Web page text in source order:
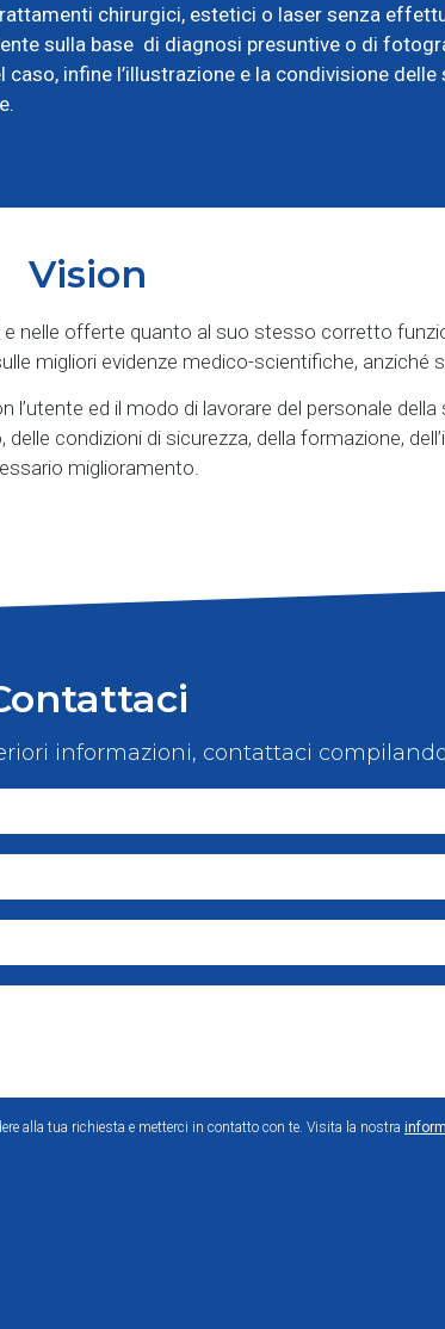
chirurgici, estetici o laser senza
sulla base di diagnosi presuntive o di
infine l’illustrazione e la condivisione
Vision
offerte quanto al suo stesso corretto
migliori evidenze medico-scientifiche,
ed il modo di lavorare del personale
condizioni di sicurezza, della formazione,
miglioramento.
informazioni, contattaci
alla tua richiesta e metterci in contatto con te. Visita la nostra